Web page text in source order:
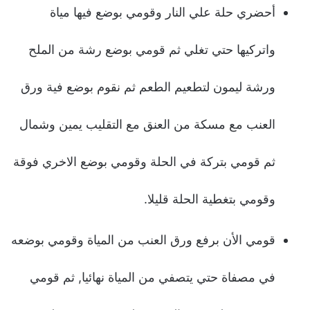
أحضري حلة علي النار وقومي بوضع فيها مياة
واتركيها حتي تغلي ثم قومي بوضع رشة من الملح
ورشة ليمون لتطعيم الطعم ثم نقوم بوضع فية ورق
العنب مع مسكة من العنق مع التقليب يمين وشمال
ثم قومي بتركة في الحلة وقومي بوضع الاخري فوقة
وقومي بتغطية الحلة قليلا.
قومي الأن برفع ورق العنب من المياة وقومي بوضعه
في مصفاة حتي يتصفي من المياة نهائيا, ثم قومي